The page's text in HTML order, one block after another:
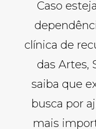
Caso
clínica de
das Artes,
saiba que
busca por
mais